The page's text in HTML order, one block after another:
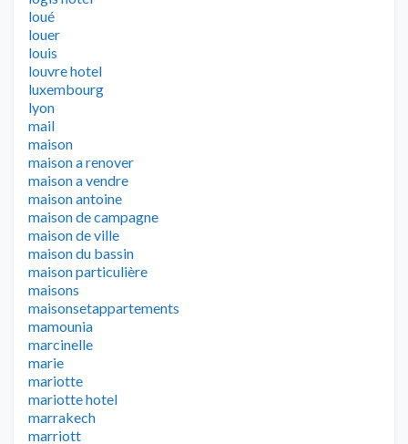
loué
louer
louis
louvre hotel
luxembourg
lyon
mail
maison
maison a renover
maison a vendre
maison antoine
maison de campagne
maison de ville
maison du bassin
maison particulière
maisons
maisonsetappartements
mamounia
marcinelle
marie
mariotte
mariotte hotel
marrakech
marriott